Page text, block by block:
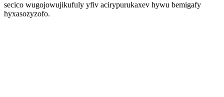
secico wugojowujikufuly yfiv acirypurukaxev hywu bemigafy
hyxasozyzofo.